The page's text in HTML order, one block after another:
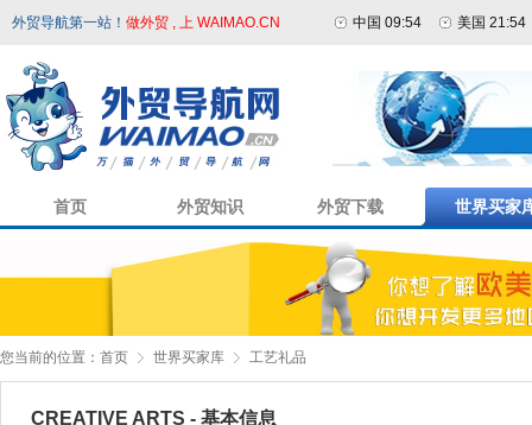
外贸导航第一站！ 做外贸 , 上 WAIMAO.CN 中国 09:54 美国 21:54
首页 外贸知识 外贸下载 世界买家
您当前的位置： 首页 世界买家库 工艺礼品
CREATIVE ARTS - 基本信息